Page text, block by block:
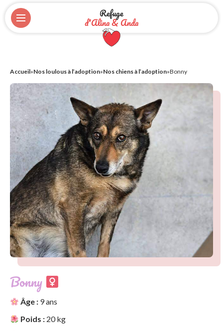
Refuge
d'Alina & Anda
Accueil»Nos loulous à l’adoption»Nos chiens à l’adoption»Bonny
Bonny
Âge : 9 ans
Poids : 20 kg